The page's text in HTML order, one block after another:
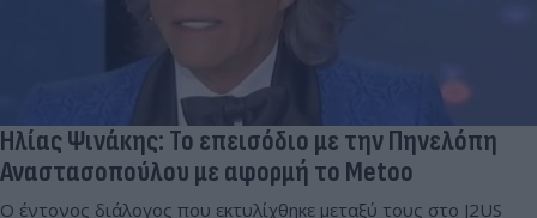
Ηλίας Ψινάκης: Το επεισόδιο με την Πηνελόπη
Αναστασοπούλου με αφορμή το Metoo
Ο έντονος διάλογος που εκτυλίχθηκε μεταξύ τους στο J2US